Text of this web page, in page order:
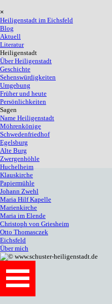
×
Heiligenstadt im Eichsfeld
Blog
Aktuell
Literatur
Heiligenstadt
Über Heiligenstadt
Geschichte
Sehenswürdigkeiten
Umgebung
Früher und heute
Persönlichkeiten
Sagen
Name Heiligenstadt
Möhrenkönige
Schwedenfriedhof
Egelsburg
Alte Burg
Zwergenhöhle
Huchelheim
Klauskirche
Papiermühle
Johann Zwehl
Maria Hilf Kapelle
Marienkirche
Maria im Elende
Christoph von Griesheim
Otto Thomasczek
Eichsfeld
Über mich